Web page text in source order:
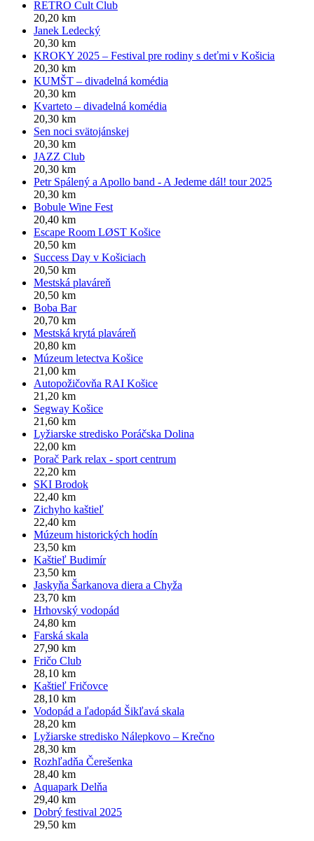
RETRO Cult Club
20,20 km
Janek Ledecký
20,30 km
KROKY 2025 – Festival pre rodiny s deťmi v Košicia
20,30 km
KUMŠT – divadelná komédia
20,30 km
Kvarteto – divadelná komédia
20,30 km
Sen noci svätojánskej
20,30 km
JAZZ Club
20,30 km
Petr Spálený a Apollo band - A Jedeme dál! tour 2025
20,30 km
Bobule Wine Fest
20,40 km
Escape Room LØST Košice
20,50 km
Success Day v Košiciach
20,50 km
Mestská plaváreň
20,50 km
Boba Bar
20,70 km
Mestská krytá plaváreň
20,80 km
Múzeum letectva Košice
21,00 km
Autopožičovňa RAI Košice
21,20 km
Segway Košice
21,60 km
Lyžiarske stredisko Poráčska Dolina
22,00 km
Porač Park relax - sport centrum
22,20 km
SKI Brodok
22,40 km
Zichyho kaštieľ
22,40 km
Múzeum historických hodín
23,50 km
Kaštieľ Budimír
23,50 km
Jaskyňa Šarkanova diera a Chyža
23,70 km
Hrhovský vodopád
24,80 km
Farská skala
27,90 km
Fričo Club
28,10 km
Kaštieľ Fričovce
28,10 km
Vodopád a ľadopád Šikľavá skala
28,20 km
Lyžiarske stredisko Nálepkovo – Krečno
28,30 km
Rozhľadňa Čerešenka
28,40 km
Aquapark Delňa
29,40 km
Dobrý festival 2025
29,50 km